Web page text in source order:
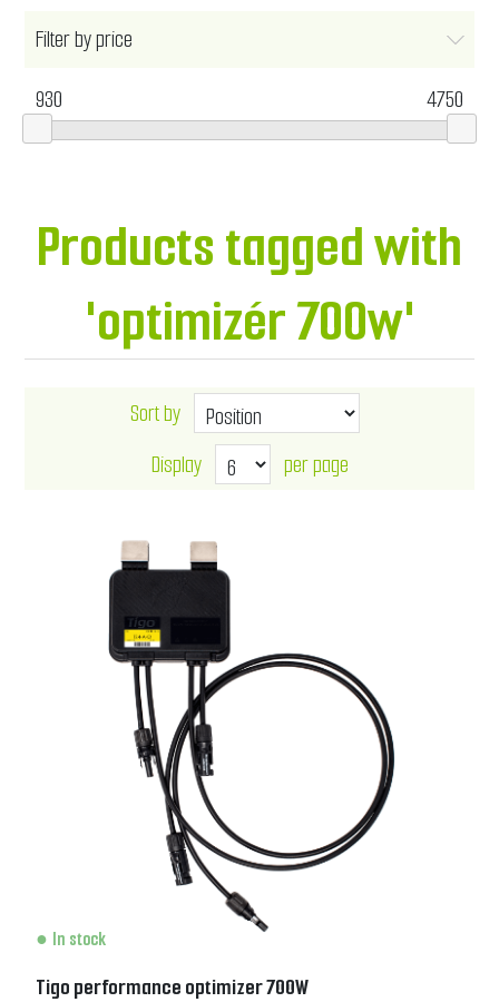
Filter by price
930
4750
Products tagged with
'optimizér 700w'
Sort by
Display
per page
In stock
Tigo performance optimizer 700W